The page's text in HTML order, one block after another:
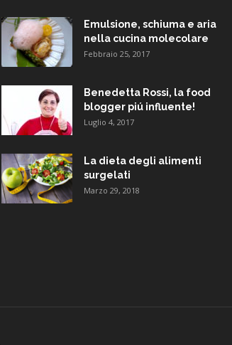
Emulsione, schiuma e aria
nella cucina molecolare
Febbraio 25, 2017
Benedetta Rossi, la food
blogger piú influente!
Luglio 4, 2017
La dieta degli alimenti
surgelati
Marzo 29, 2018